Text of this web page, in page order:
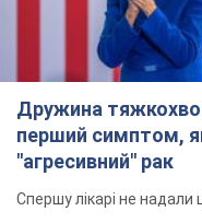
Дружина
перший симптом,
"агресивний" рак
Спершу лікарі не надали